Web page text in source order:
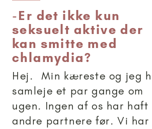
-Er det ikke kun
seksuelt aktive der
kan smitte med
chlamydia?
Hej. Min kæreste og jeg
samleje et par gange om
ugen. Ingen af os har haft
andre partnere før. Vi har